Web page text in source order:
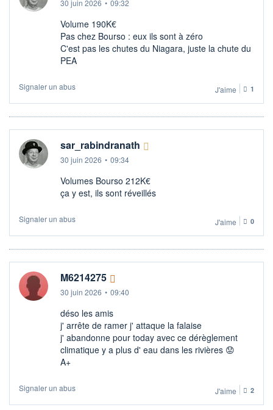
30 juin 2026 • 09:32
Volume 190K€
Pas chez Bourso : eux ils sont à zéro
C'est pas les chutes du Niagara, juste la chute du
PEA
Signaler un abus J'aime 1
sar_rabindranath
30 juin 2026 • 09:34
Volumes Bourso 212K€
ça y est, ils sont réveillés
Signaler un abus J'aime 0
M6214275
30 juin 2026 • 09:40
déso les amis
j' arrête de ramer j' attaque la falaise
j' abandonne pour today avec ce dérèglement
climatique y a plus d' eau dans les rivières 😟​
A+
Signaler un abus J'aime 2